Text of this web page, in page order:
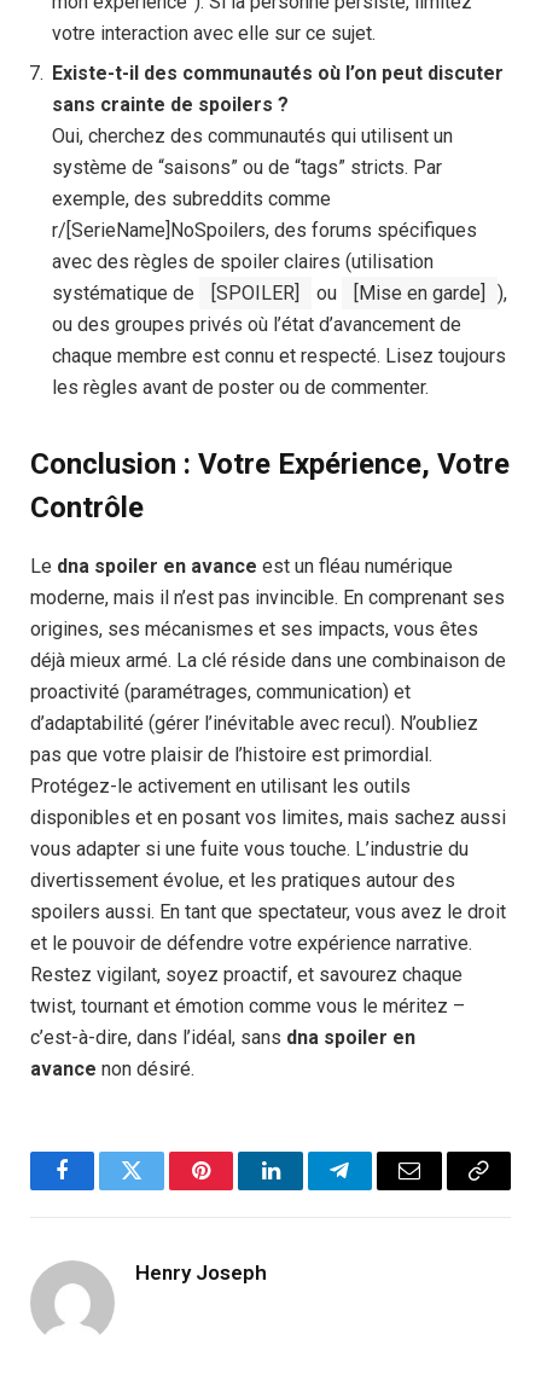
votre interaction avec elle sur ce sujet.
Existe-t-il des communautés où l’on peut discuter
sans crainte de spoilers ?
Oui, cherchez des communautés qui utilisent un
système de “saisons” ou de “tags” stricts. Par
exemple, des subreddits comme
r/[SerieName]NoSpoilers, des forums spécifiques
avec des règles de spoiler claires (utilisation
systématique de
[SPOILER] ou [Mise en garde]
),
ou des groupes privés où l’état d’avancement de
chaque membre est connu et respecté. Lisez toujours
les règles avant de poster ou de commenter.
Conclusion : Votre Expérience, Votre
Contrôle
Le dna spoiler en avance est un fléau numérique
moderne, mais il n’est pas invincible. En comprenant ses
origines, ses mécanismes et ses impacts, vous êtes
déjà mieux armé. La clé réside dans une combinaison de
proactivité (paramétrages, communication) et
d’adaptabilité (gérer l’inévitable avec recul). N’oubliez
pas que votre plaisir de l’histoire est primordial.
Protégez-le activement en utilisant les outils
disponibles et en posant vos limites, mais sachez aussi
vous adapter si une fuite vous touche. L’industrie du
divertissement évolue, et les pratiques autour des
spoilers aussi. En tant que spectateur, vous avez le droit
et le pouvoir de défendre votre expérience narrative.
Restez vigilant, soyez proactif, et savourez chaque
twist, tournant et émotion comme vous le méritez –
c’est-à-dire, dans l’idéal, sans dna spoiler en
avance non désiré.
FacebookTwitter PinterestLinkedInTelegramEmail
Copy
Henry Joseph